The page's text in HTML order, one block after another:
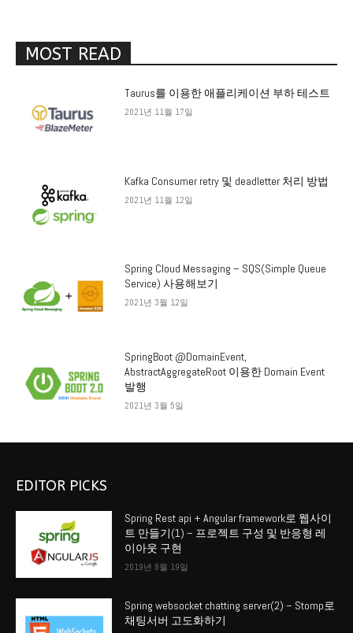
MOST READ
Taurus를 이용한 애플리케이션 부하 테스트
2021년 11월 17일
Kafka Consumer retry 및 deadletter 처리 방법
2021년 11월 12일
Spring Cloud Messaging – SQS(Simple Queue
Service) 사용해보기
2021년 3월 12일
SpringBoot @DomainEvent,
AbstractAggregateRoot 이용한 Domain Event
발행
2021년 3월 5일
EDITOR PICKS
Spring Rest api + Angular framework로 웹사이
트 만들기(1) – 프로젝트 구성 및 반응형 레
이아웃 구현
2019년 8월 19일
Spring websocket chatting server(2) – Stomp로
채팅서버 고도화하기